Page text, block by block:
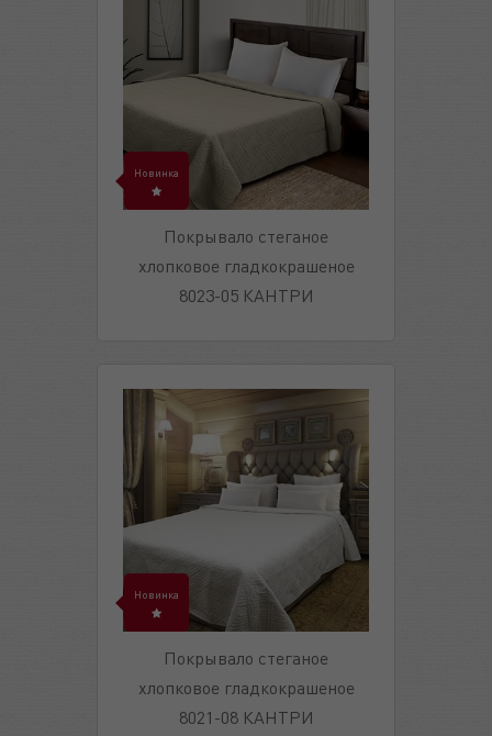
Новинка
Покрывало стеганое
хлопковое гладкокрашеное
8023-05 КАНТРИ
Новинка
Покрывало стеганое
хлопковое гладкокрашеное
8021-08 КАНТРИ